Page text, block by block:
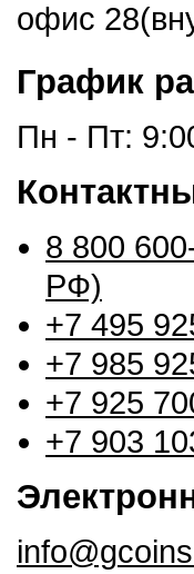
офис
График
Пн - Пт:
8 800
РФ)
+7 495
+7 985
+7 925
+7 903